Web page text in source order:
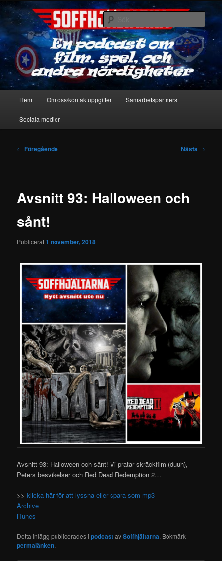
Hoppa
primärt
innehållSoffhjältarna
En podcast om film, spel & andra nördigheter
Sök
Hem Om oss/kontaktuppgifter Samarbetspartners
Sociala medier
Inläggsnavigering
← Föregående Nästa →
Avsnitt 93: Halloween och
sånt!
Publicerat1 november, 2018
Avsnitt 93: Halloween och sånt! Vi pratar skräckfilm (duuh),
Peters besvikelser och Red Dead Redemption 2…
>> klicka här för att lyssna eller spara som mp3
Archive
iTunes
Detta inlägg publicerades ipodcastavSoffhjältarna. Bokmärk
permalänken.